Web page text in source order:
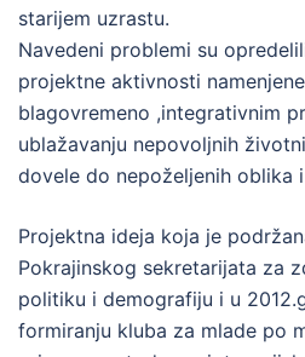
starijem uzrastu.
Navedeni problemi su
projektne aktivnosti
blagovremeno ,integrativnim
ublažavanju nepovoljnih
dovele do nepoželjenih oblika
Projektna ideja koja je
Pokrajinskog sekretarijata za
politiku i demografiju i u
formiranju kluba za mlade po